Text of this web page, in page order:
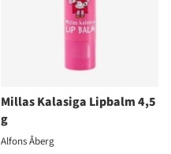
Millas Kalasiga Lipbalm 4,5
g
Alfons Åberg